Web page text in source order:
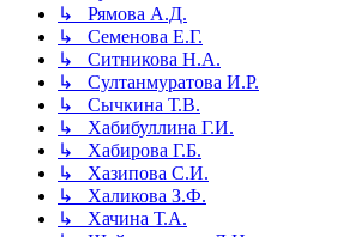
↳ Рямова А.Д.
↳ Семенова Е.Г.
↳ Ситникова Н.А.
↳ Султанмуратова И.Р.
↳ Сычкина Т.В.
↳ Хабибуллина Г.И.
↳ Хабирова Г.Б.
↳ Хазипова С.И.
↳ Халикова З.Ф.
↳ Хачина Т.А.